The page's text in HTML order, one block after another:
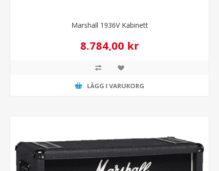
Marshall 1936V Kabinett
8.784,00 kr
LÄGG I VARUKORG